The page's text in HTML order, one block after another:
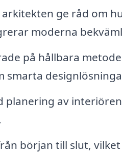
ge råd om
moderna
på hållbara
smarta
planering av
början till slut,